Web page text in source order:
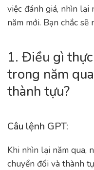
việc đánh giá, nhìn lại
năm mới. Bạn chắc
1. Điều gì
trong năm
thành tựu?
Câu lệnh GPT:
Khi nhìn lại năm qua,
chuyển đổi và thành